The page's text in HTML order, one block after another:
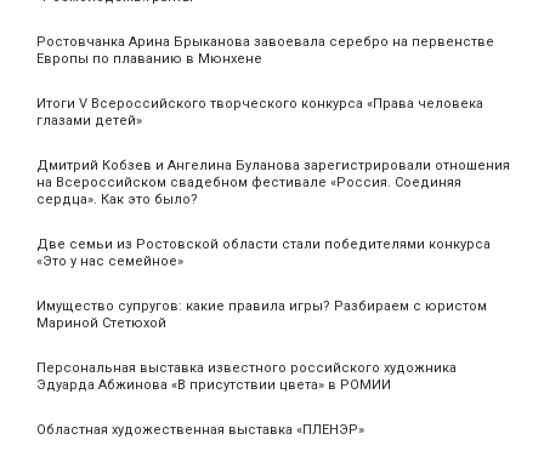
Ростовчанка Арина Брыканова завоевала серебро на первенстве
Европы по плаванию в Мюнхене
Итоги V Всероссийского творческого конкурса «Права человека
глазами детей»
Дмитрий Кобзев и Ангелина Буланова зарегистрировали отношения
на Всероссийском свадебном фестивале «Россия. Соединяя
сердца». Как это было?
Две семьи из Ростовской области стали победителями конкурса
«Это у нас семейное»
Имущество супругов: какие правила игры? Разбираем с юристом
Мариной Стетюхой
Персональная выставка известного российского художника
Эдуарда Абжинова «В присутствии цвета» в РОМИИ
Областная художественная выставка «ПЛЕНЭР»